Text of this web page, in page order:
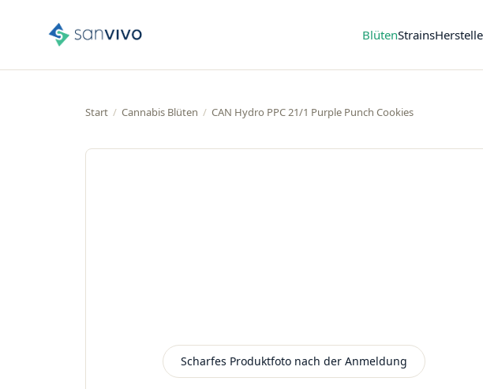
BlütenStrains
Start / Cannabis Blüten / CAN Hydro PPC 21/1 Purple Punch Cookies
Scharfes Produktfoto nach der Anmeldung